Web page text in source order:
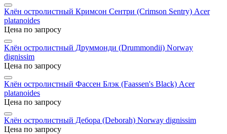
Клён остролистный Кримсон Сентри (Crimson Sentry) Acer
platanoides
Цена по запросу
Клён остролистный Друммонди (Drummondii) Norway
dignissim
Цена по запросу
Клён остролистный Фассен Блэк (Faassen's Black) Acer
platanoides
Цена по запросу
Клён остролистный Дебора (Deborah) Norway dignissim
Цена по запросу